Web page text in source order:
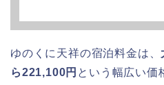
ゆのくに天祥の宿泊料金は、
ら221,100円 という幅広い価